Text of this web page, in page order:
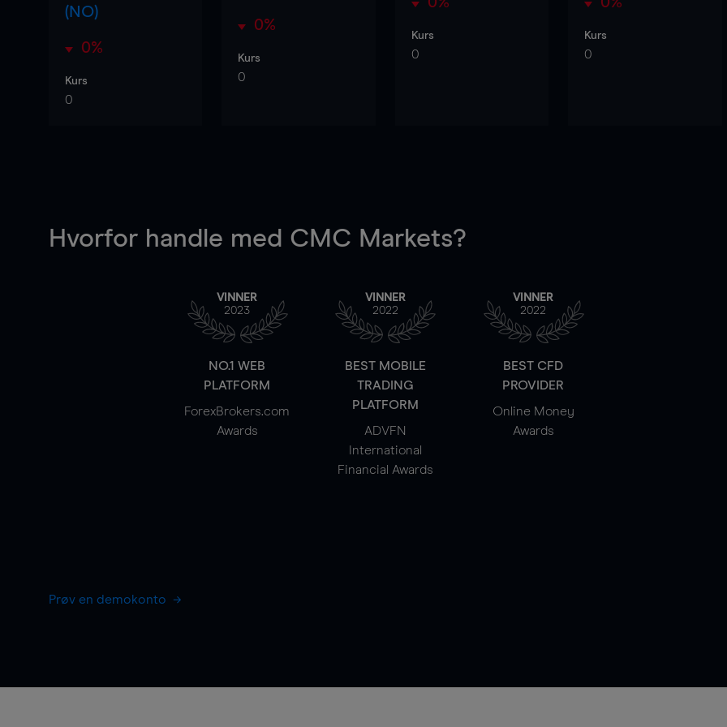
(NO)
0%
Kurs
0
0%
Kurs
0
Kurs
0
Kurs
0
Hvorfor handle med CMC Markets?
VINNER
2023
NO.1 WEB
PLATFORM
ForexBrokers.com
Awards
VINNER
2022
BEST MOBILE
TRADING
PLATFORM
ADVFN
International
Financial Awards
VINNER
2022
BEST CFD
PROVIDER
Online Money
Awards
Prøv en demokonto